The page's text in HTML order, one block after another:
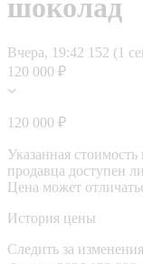
шоколад
Вчера, 19:42 152 (1
120 000 ₽
120 000 ₽
Указанная
продавца доступен
Цена может
История цены
Следить за